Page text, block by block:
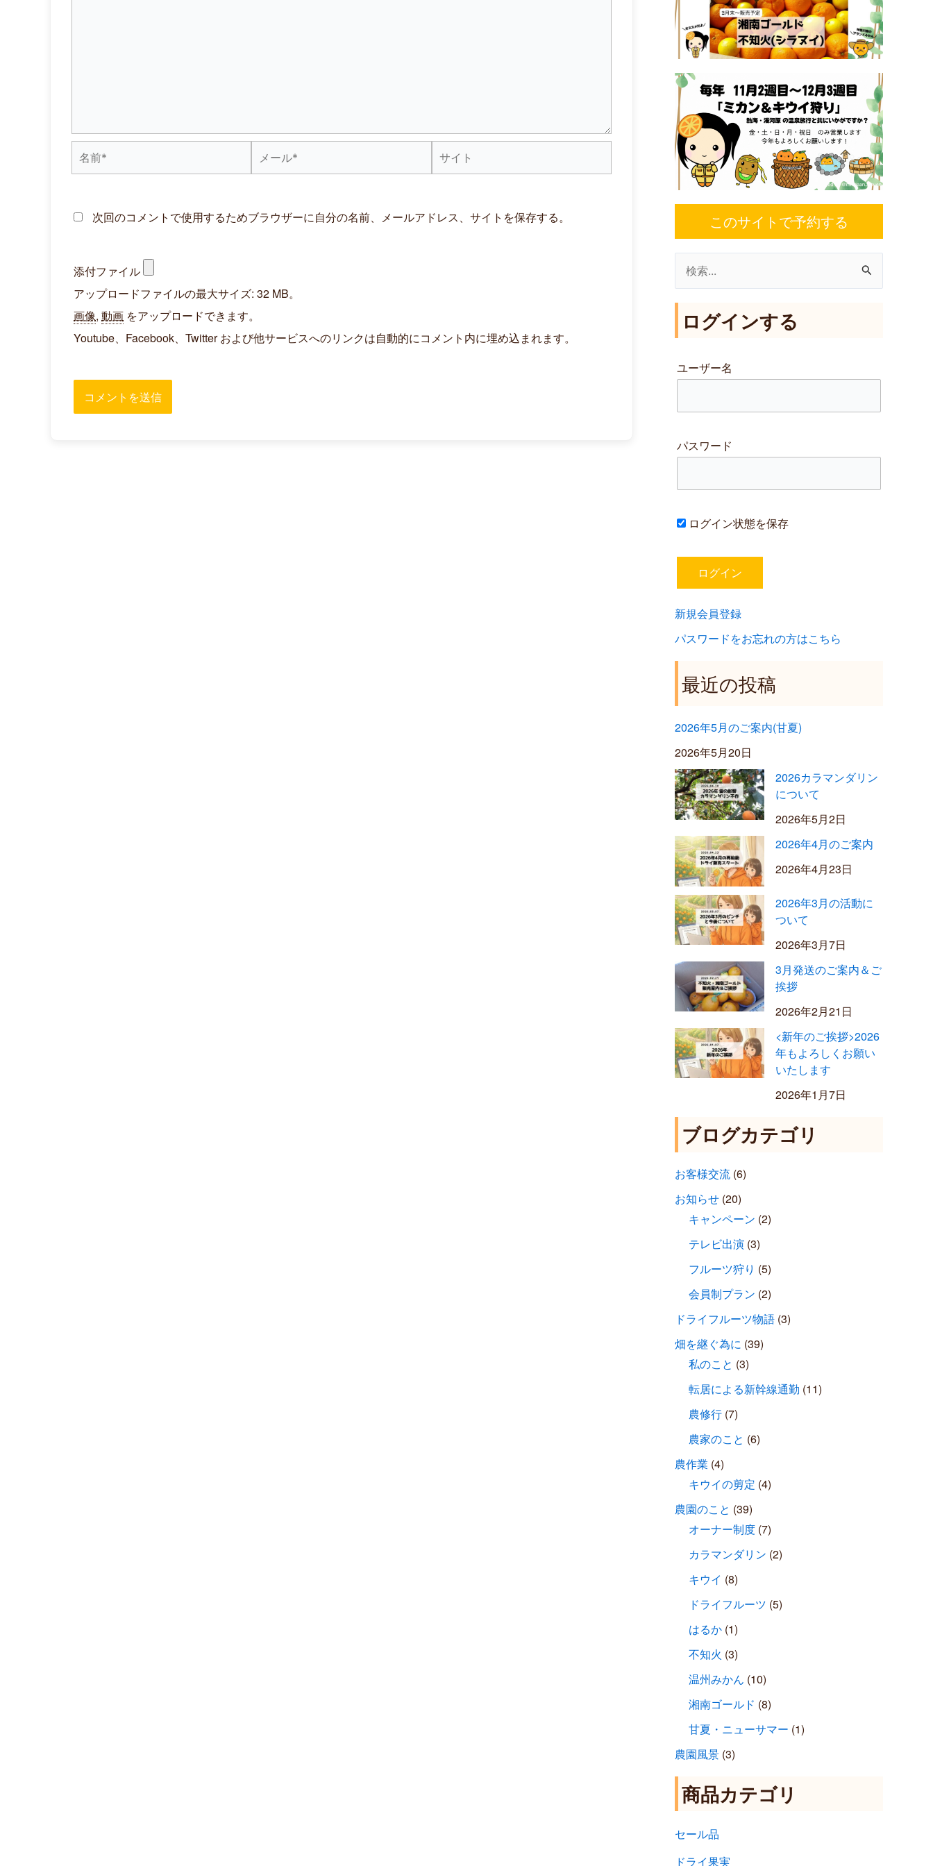
前
ー
*
イ
次回のコメントで使用するためブラウザーに自分の名前、メールアドレス、サイトを保存する。
添付ファイル
アップロードファイルの最大サイズ: 32 MB。
画像,動画 をアップロードできます。
Youtube、Facebook、Twitter および他サービスへのリンクは自動的にコメント内に埋め込まれます。
このサイトで予約する
象
ログインする
ユーザー名
パスワード
ログイン状態を保存
新規会員登録
パスワードをお忘れの方はこちら
最近の投稿
2026年5月のご案内(甘夏)
2026年5月20日
2026カラマンダリン
について
2026年5月2日
2026年4月のご案内
2026年4月23日
2026年3月の活動に
ついて
2026年3月7日
3月発送のご案内＆ご
挨拶
2026年2月21日
<新年のご挨拶>2026
年もよろしくお願い
いたします
2026年1月7日
ブログカテゴリ
お客様交流 (6)
お知らせ (20)
キャンペーン (2)
テレビ出演 (3)
フルーツ狩り (5)
会員制プラン (2)
ドライフルーツ物語 (3)
畑を継ぐ為に (39)
私のこと (3)
転居による新幹線通勤 (11)
農修行 (7)
農家のこと (6)
農作業 (4)
キウイの剪定 (4)
農園のこと (39)
オーナー制度 (7)
カラマンダリン (2)
キウイ (8)
ドライフルーツ (5)
はるか (1)
不知火 (3)
温州みかん (10)
湘南ゴールド (8)
甘夏・ニューサマー (1)
農園風景 (3)
商品カテゴリ
セール品
ドライ果実